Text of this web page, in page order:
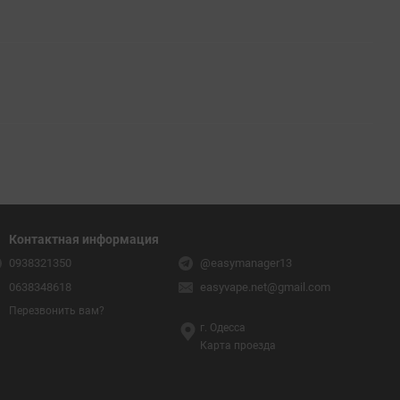
Контактная информация
0938321350
0638348618
Перезвонить вам?
@easymanager13
easyvape.net@gmail.com
г. Одесса
Карта проезда